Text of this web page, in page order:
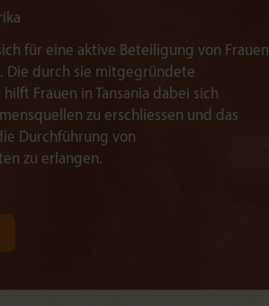
für eine aktive Beteiligung von Frauen
Die durch sie mitgegründete
Frauen in Tansania dabei sich
zu erschliessen und das
Durchführung von
zu erlangen.